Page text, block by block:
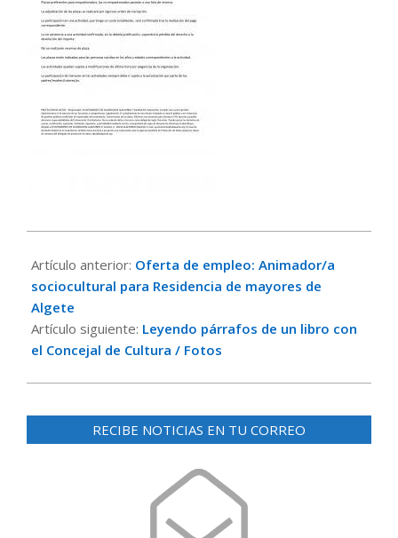
11-
16
Artículo anterior: Oferta de empleo: Animador/a
sociocultural para Residencia de mayores de
Algete
Artículo siguiente: Leyendo párrafos de un libro con
el Concejal de Cultura / Fotos
RECIBE NOTICIAS EN TU CORREO